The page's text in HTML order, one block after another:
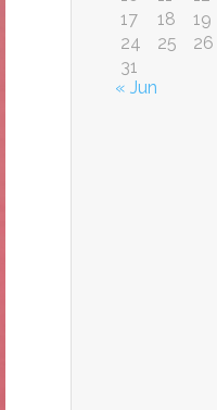
17
18 19
24
25 26
31
« Jun